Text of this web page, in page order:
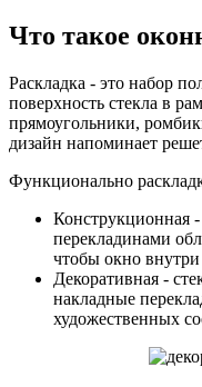
Что такое
Раскладка - это набор
поверхность стекла в
прямоугольники,
дизайн напоминает
Функционально
Конструкционная
перекладинами
чтобы окно
Декоративная -
накладные
художественных